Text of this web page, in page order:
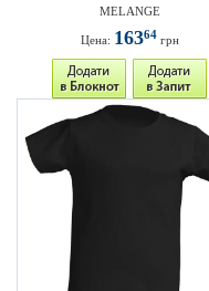
MELANGE
Цена: 16364грн